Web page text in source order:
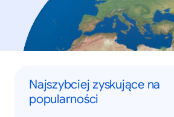
Najszybciej zyskujące na
popularności